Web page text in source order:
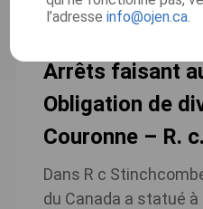
Arrêts faisant
Obligation de
Couronne – R.
Dans R c
du Canada a statué à
l’adresse info@ojen.ca.